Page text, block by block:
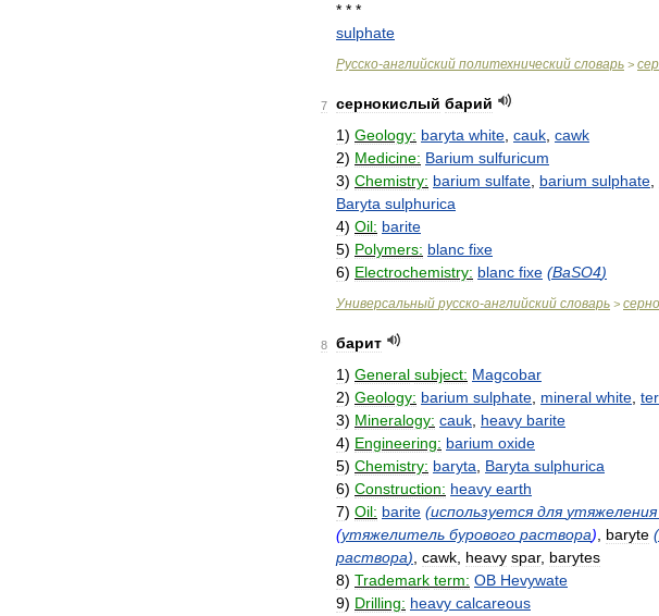
* * *
sulphate
Русско-английский политехнический словарь >
7 сернокислый барий
1) Geology: baryta white cauk cawk
2) Medicine: Barium sulfuricum
3) Chemistry: barium sulfate barium sulphate
Baryta sulphurica
4) Oil: barite
5) Polymers: blanc fixe
6) Electrochemistry: blanc fixe (BaSO4)
Универсальный русско-английский словарь >
8
барит
1) General subject: Magcobar
2) Geology: barium sulphate mineral white
3) Mineralogy: cauk heavy barite
4) Engineering: barium oxide
5) Chemistry: baryta Baryta sulphurica
6) Construction: heavy earth
7) Oil: barite (используется для утяжеления
(утяжелитель бурового раствора) baryte (
раствора) cawk heavy spar, barytes
8) Trademark term: OB Hevywate
9) Drilling: heavy calcareous